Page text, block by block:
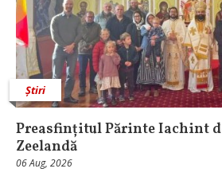
Știri
Preasfințitul Părinte Iachint
Zeelandă
06 Aug, 2026